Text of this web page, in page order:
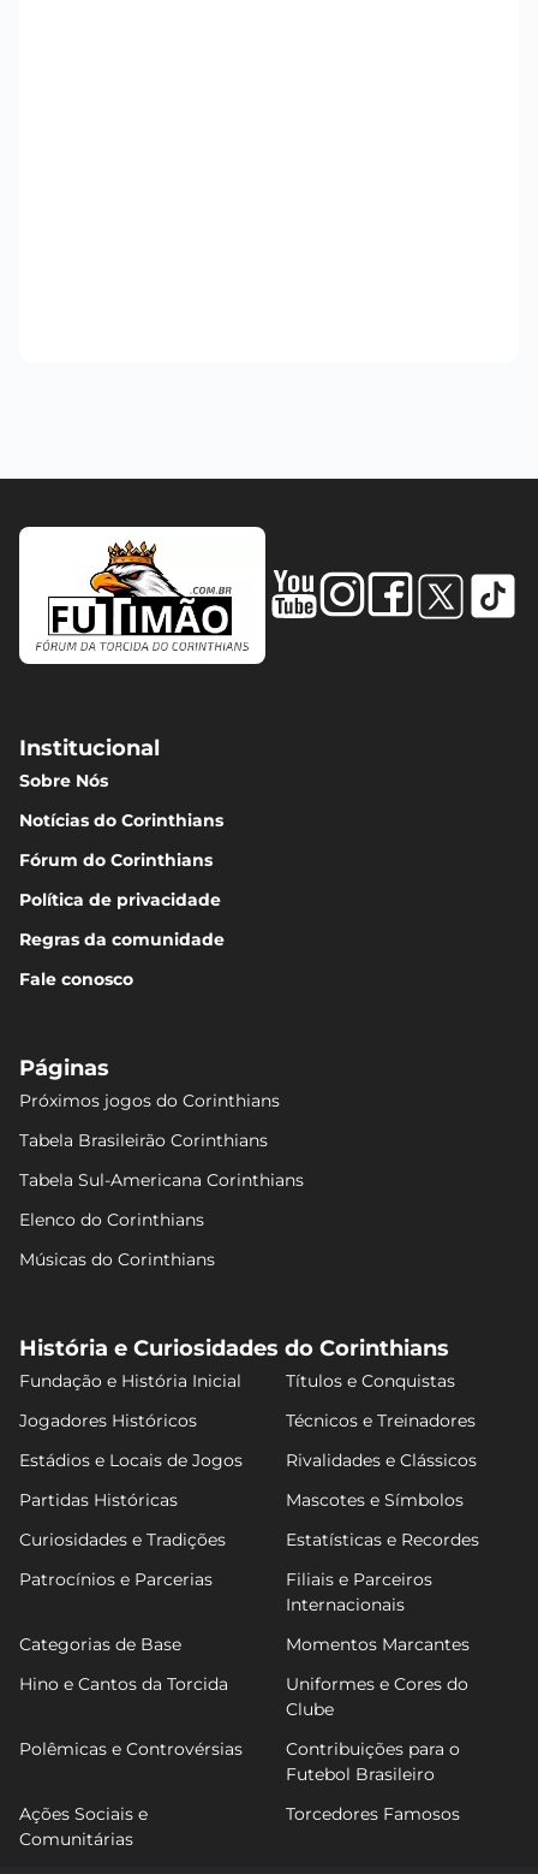
Institucional
Sobre Nós
Notícias do Corinthians
Fórum do Corinthians
Política de privacidade
Regras da comunidade
Fale conosco
Páginas
Próximos jogos do Corinthians
Tabela Brasileirão Corinthians
Tabela Sul-Americana Corinthians
Elenco do Corinthians
Músicas do Corinthians
História e Curiosidades do Corinthians
Fundação e História Inicial
Títulos e Conquistas
Jogadores Históricos
Técnicos e Treinadores
Estádios e Locais de Jogos
Rivalidades e Clássicos
Partidas Históricas
Mascotes e Símbolos
Curiosidades e Tradições
Estatísticas e Recordes
Patrocínios e Parcerias
Filiais e Parceiros
Internacionais
Categorias de Base
Momentos Marcantes
Hino e Cantos da Torcida
Uniformes e Cores do
Clube
Polêmicas e Controvérsias
Contribuições para o
Futebol Brasileiro
Ações Sociais e
Comunitárias
Torcedores Famosos